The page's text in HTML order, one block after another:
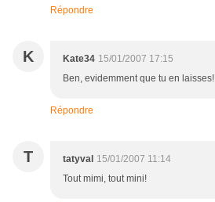
Répondre
K Kate34 15/01/2007 17:15
Ben, evidemment que tu en laisses!
Répondre
T tatyval 15/01/2007 11:14
Tout mimi, tout mini!